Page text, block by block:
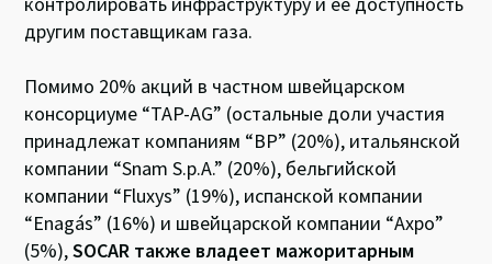
другим поставщикам газа.
Помимо 20% акций в частном швейцарском
консорциуме “TAP-AG” (остальные доли участия
принадлежат компаниям “BP” (20%), итальянской
компании “Snam S.p.A.” (20%), бельгийской
компании “Fluxys” (19%), испанской компании
“Enagás” (16%) и швейцарской компании “Axpo”
(5%),SOCAR также владеет мажоритарным